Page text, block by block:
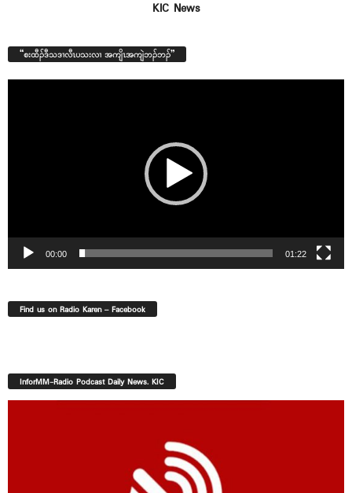
KIC News
“စးထီၣ်ဒီသဒၢလီၤပသးလၢ အကျိၤအကျဲဘၣ်ဘၣ်”
00:00 01:22
Find us on Radio Karen – Facebook
InforMM-Radio Podcast Daily News. KIC